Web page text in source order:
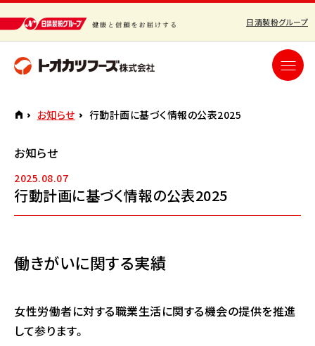
日清製粉グループ
お知らせ 行動計画に基づく情報の公表2025
お知らせ
2025.08.07
行動計画に基づく情報の公表2025
働きがいに関する実績
女性労働者に対する職業生活に関する機会の提供を推進
して参ります。